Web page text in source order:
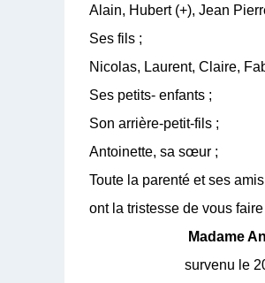
Alain, Hubert (+), Jean
Ses fils ;
Nicolas, Laurent, Claire,
Ses petits- enfants ;
Son arrière-petit-fils ;
Antoinette, sa sœur ;
Toute la parenté et ses amis
ont la tristesse de vous
Madame
survenu le 20 mai